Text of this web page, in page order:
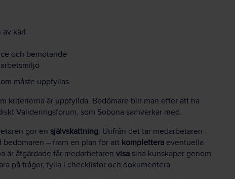
kärl
och bemötande
måste uppfyllas.
kriterierna är uppfyllda. Bedömare blir man efter att ha
Valideringsforum, som Sobona samverkar med.
gör en självskattning. Utifrån det tar medarbetaren –
– fram en plan för att komplettera eventuella
är åtgärdade får medarbetaren visa sina kunskaper genom
på frågor, fylla i checklistor och dokumentera.